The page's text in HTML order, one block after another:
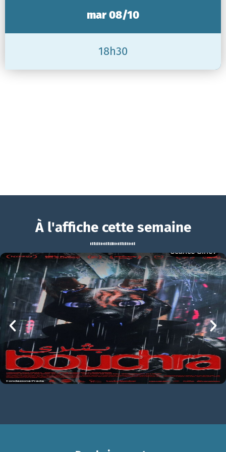
mar 08/10
18h30
À son image
À son image Bande-annonce VF STFR
À l'affiche cette semaine
BOUCHRA
mer 05/08
21h00